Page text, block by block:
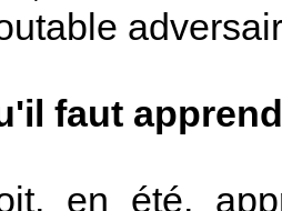
faut
en été,